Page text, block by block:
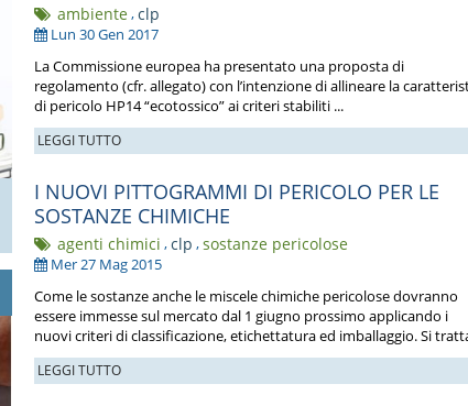
ambiente,clp
Lun 30 Gen 2017
La Commissione europea ha presentato una proposta di
regolamento (cfr. allegato) con l’intenzione di allineare la
di pericolo HP14 “ecotossico” ai criteri stabiliti ...
LEGGI TUTTO
I NUOVI PITTOGRAMMI DI PERICOLO PER LE
SOSTANZE CHIMICHE
agenti chimici ,clp ,sostanze pericolose
Mer 27 Mag 2015
Come le sostanze anche le miscele chimiche pericolose dovranno
essere immesse sul mercato dal 1 giugno prossimo applicando i
nuovi criteri di classificazione, etichettatura ed imballaggio. Si
LEGGI TUTTO